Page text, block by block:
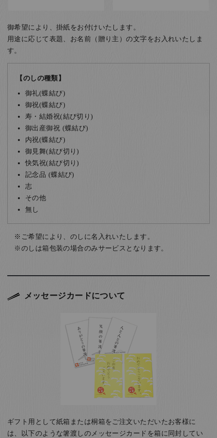
御希望により、掛紙をお付けいたします。
用途に応じて表題、お名前（贈り主）の文字をお入れいたしま
す。
【のしの種類】
御礼(蝶結び)
御祝(蝶結び)
寿・結婚祝(結び切り)
御出産御祝 (蝶結び)
内祝(蝶結び)
御見舞(結び切り)
快気祝(結び切り)
記念品 (蝶結び)
志
その他
無し
ご希望により、のしに名入れいたします。
のしは箱包装の場合のみサービスとなります。
メッセージカードについて
ギフト用として紙箱または桐箱をご注文いただいたお客様に
は、以下のような箸渡しのメッセージカードを箱に同封してい